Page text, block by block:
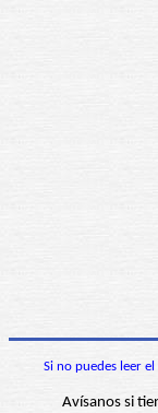
Si no puedes leer
Avísanos si